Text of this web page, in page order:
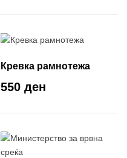
Кревка рамнотежа
550 ден